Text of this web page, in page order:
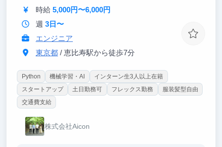
時給 5,000円〜6,000円
週 3日〜
エンジニア
東京都/ 恵比寿駅から徒歩7分
Python 機械学習・AI
インターン生3人以上在籍
スタートアップ
土日勤務可 フレックス勤務
服装髪型自由
交通費支給
株式会社Aicon